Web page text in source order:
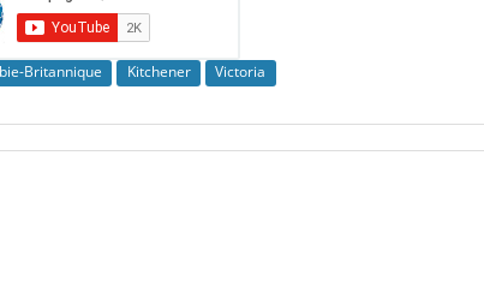
Britannique Kitchener Victoria